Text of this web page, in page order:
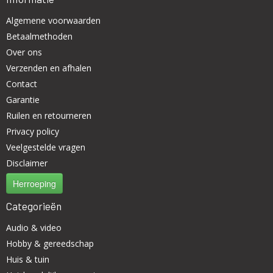
Algemene voorwaarden
Betaalmethoden
Over ons
Verzenden en afhalen
Contact
Garantie
Ruilen en retourneren
Privacy policy
Veelgestelde vragen
Disclaimer
Herroeping
Categorieën
Audio & video
Hobby & gereedschap
Huis & tuin